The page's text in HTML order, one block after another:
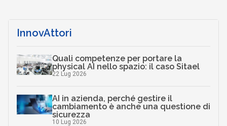
InnovAttori
Quali competenze per portare la
physical AI nello spazio: il caso Sitael
22 Lug 2026
AI in azienda, perché gestire il
cambiamento è anche una questione di
sicurezza
10 Lug 2026